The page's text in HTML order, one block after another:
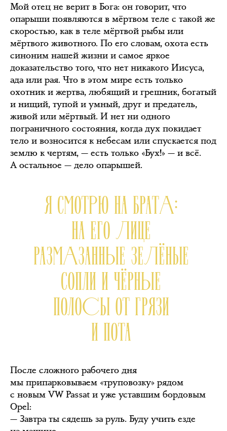
Мой отец не верит в Бога: он говорит, что
опарыши появляются в мёртвом теле с такой же
скоростью, как в теле мёртвой рыбы или
мёртвого животного. По его словам, охота есть
синоним нашей жизни и самое яркое
доказательство того, что нет никакого Иисуса,
ада или рая. Что в этом мире есть только
охотник и жертва, любящий и грешник, богатый
и нищий, тупой и умный, друг и предатель,
живой или мёртвый. И нет ни одного
пограничного состояния, когда дух покидает
тело и возносится к небесам или спускается под
землю к чертям, — есть только «Бух!» — и всё.
А остальное — дело опарышей.
Я СМОТРЮ НА БРАТА:
НА ЕГО ЛИЦЕ
РАЗМАЗАННЫЕ ЗЕЛЁНЫЕ
СОПЛИ И ЧЁРНЫЕ
ПОЛОСЫ ОТ ГРЯЗИ
И ПОТА
После сложного рабочего дня
мы припарковываем «труповозку» рядом
с новым VW Passat и уже уставшим бордовым
Opel:
— Завтра ты сядешь за руль. Буду учить езде